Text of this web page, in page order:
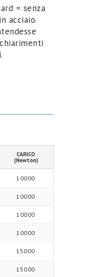
= senza
acciaio.
CARICO
(Newton)
10000
10000
10000
10000
15000
15000